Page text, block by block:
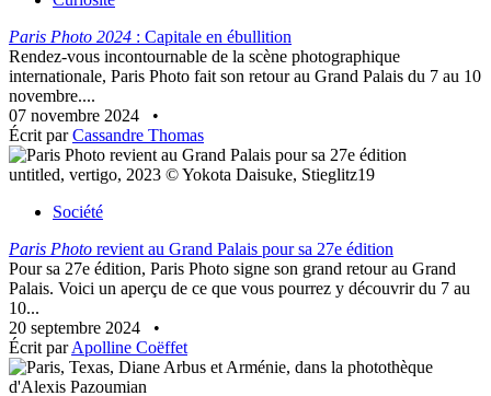
Paris Photo 2024 : Capitale en ébullition
Rendez-vous incontournable de la scène photographique
internationale, Paris Photo fait son retour au Grand Palais du 7 au 10
novembre....
07 novembre 2024
•
Écrit parCassandre Thomas
untitled, vertigo, 2023 © Yokota Daisuke, Stieglitz19
Société
Paris Photo revient au Grand Palais pour sa 27e édition
Pour sa 27e édition, Paris Photo signe son grand retour au Grand
Palais. Voici un aperçu de ce que vous pourrez y découvrir du 7 au
10...
20 septembre 2024
•
Écrit parApolline Coëffet